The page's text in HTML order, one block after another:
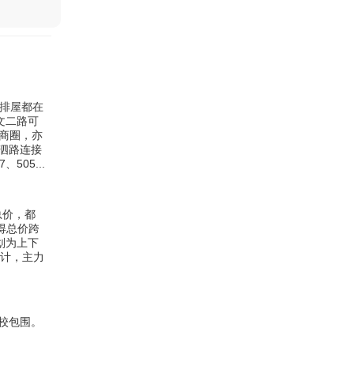
屋都在
二路可
圈，亦
路连接
505...
，都
总价跨
为上下
，主力
包围。